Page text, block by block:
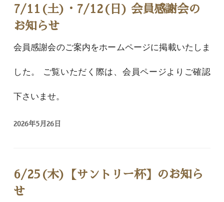
7/11(土)・7/12(日) 会員感謝会の
お知らせ
会員感謝会のご案内をホームページに掲載いたしま
した。 ご覧いただく際は、会員ページよりご確認
下さいませ。
2026年5月26日
6/25(木)【サントリー杯】のお知ら
せ